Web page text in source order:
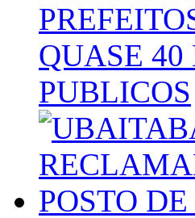
QUASE 40
PUBLICOS